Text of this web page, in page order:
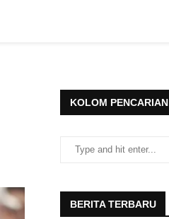
KOLOM PENCARIAN
BERITA TERBARU